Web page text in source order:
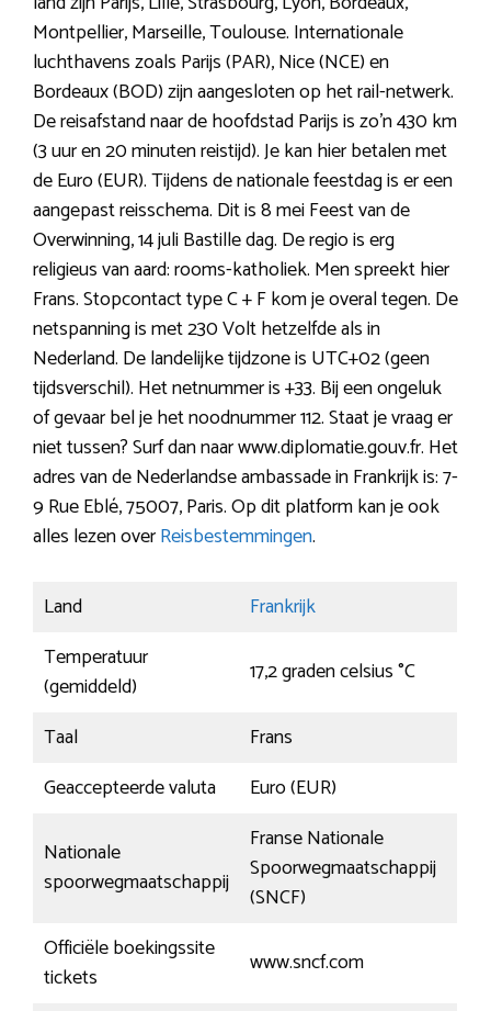
Montpellier, Marseille, Toulouse. Internationale
luchthavens zoals Parijs (PAR), Nice (NCE) en
Bordeaux (BOD) zijn aangesloten op het rail-netwerk.
De reisafstand naar de hoofdstad Parijs is zo’n 430 km
(3 uur en 20 minuten reistijd). Je kan hier betalen met
de Euro (EUR). Tijdens de nationale feestdag is er een
aangepast reisschema. Dit is 8 mei Feest van de
Overwinning, 14 juli Bastille dag. De regio is erg
religieus van aard: rooms-katholiek. Men spreekt hier
Frans. Stopcontact type C + F kom je overal tegen. De
netspanning is met 230 Volt hetzelfde als in
Nederland. De landelijke tijdzone is UTC+02 (geen
tijdsverschil). Het netnummer is +33. Bij een ongeluk
of gevaar bel je het noodnummer 112. Staat je vraag er
niet tussen? Surf dan naar www.diplomatie.gouv.fr. Het
adres van de Nederlandse ambassade in Frankrijk is: 7-
9 Rue Eblé, 75007, Paris. Op dit platform kan je ook
alles lezen overReisbestemmingen.
Land
Frankrijk
Temperatuur
(gemiddeld)
17,2 graden celsius °C
Taal
Frans
Geaccepteerde valuta
Euro (EUR)
Nationale
spoorwegmaatschappij
Franse Nationale
Spoorwegmaatschappij
(SNCF)
Officiële boekingssite
tickets
www.sncf.com